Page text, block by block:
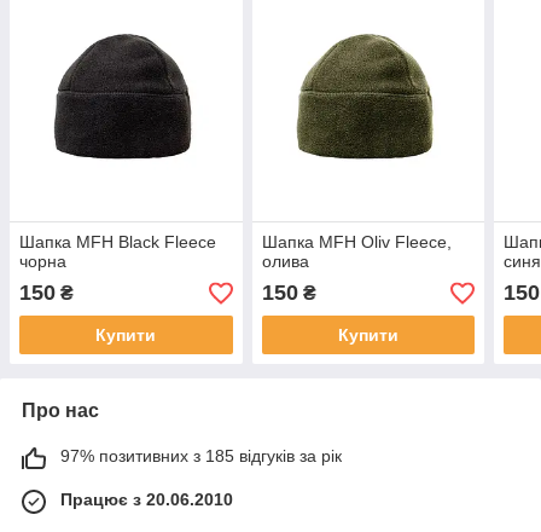
Шапка MFH Black Fleece
чорна
150 ₴
Купити
Шапка MFH Оliv Fleece,
олива
150₴
Купити
синя
150
Про нас
97% позитивних з 185 відгуків за рік
Працює з 20.06.2010